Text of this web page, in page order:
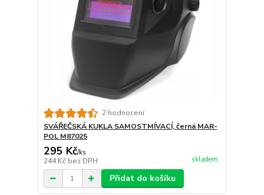
2 hodnocení
SVÁŘEČSKÁ KUKLA SAMOSTMÍVACÍ, černá MAR-
POL M87025
295 Kč/ks
244 Kč bez DPH skladem
Přidat do košíku